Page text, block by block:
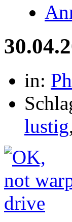
in:
lustig